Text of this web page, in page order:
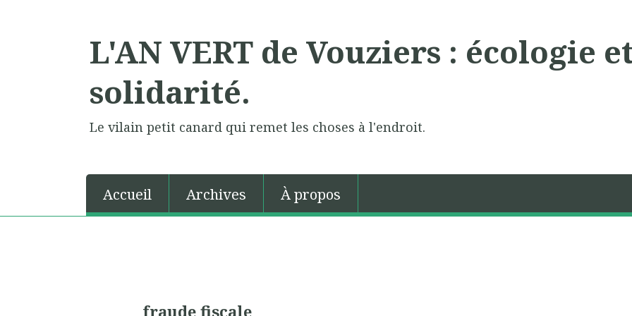
L'AN VERT de Vouziers : écologie
solidarité.
Le vilain petit canard qui remet les choses à l'endroit.
Accueil Archives À propos
fraude fiscale